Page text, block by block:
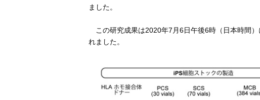
ました。
この研究成果は2020年7月6日午後6時（日本時間）
れました。